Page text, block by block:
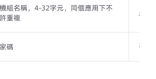
組名稱，4-32字元，同個應用下不
重複
是
碼 否